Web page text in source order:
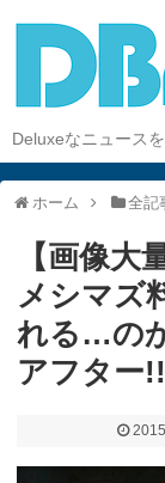
Deluxeなニュース
ホーム 全記
【画像大
メシマズ
れる…の
アフター!!